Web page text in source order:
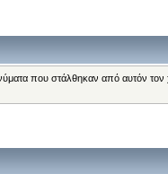
που στάλθηκαν από αυτόν